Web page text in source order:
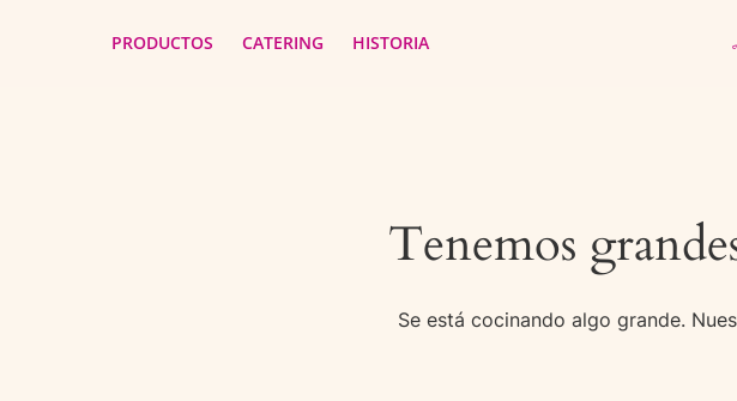
PRODUCTOS CATERING HISTORIA
Tenemos
Se está cocinando algo grande.